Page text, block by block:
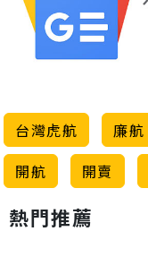
台灣虎航 廉航
開航
開賣
熱門推薦